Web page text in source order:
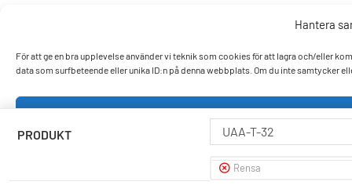
Hantera
För att ge en bra upplevelse använder vi teknik som cookies för att lagra och/eller
data som surfbeteende eller unika ID:n på denna webbplats. Om du inte samtycker
PRODUKT UAA-T-32
Rensa